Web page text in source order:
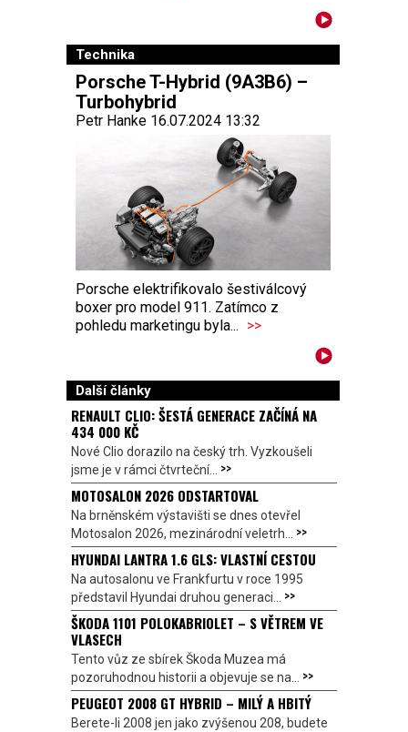
Technika
Porsche T-Hybrid (9A3B6) –
Turbohybrid
Petr Hanke 16.07.2024 13:32
Porsche elektrifikovalo šestiválcový
boxer pro model 911. Zatímco z
pohledu marketingu byla... >>
Další články
RENAULT CLIO: ŠESTÁ GENERACE ZAČÍNÁ NA
434 000 KČ
Nové Clio dorazilo na český trh. Vyzkoušeli
jsme je v rámci čtvrteční... >>
MOTOSALON 2026 ODSTARTOVAL
Na brněnském výstavišti se dnes otevřel
Motosalon 2026, mezinárodní veletrh... >>
HYUNDAI LANTRA 1.6 GLS: VLASTNÍ CESTOU
Na autosalonu ve Frankfurtu v roce 1995
představil Hyundai druhou generaci... >>
ŠKODA 1101 POLOKABRIOLET – S VĚTREM VE
VLASECH
Tento vůz ze sbírek Škoda Muzea má
pozoruhodnou historii a objevuje se na... >>
PEUGEOT 2008 GT HYBRID – MILÝ A HBITÝ
Berete-li 2008 jen jako zvýšenou 208, budete